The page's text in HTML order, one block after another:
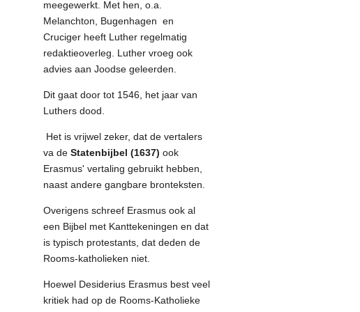
meegewerkt. Met hen, o.a.
Melanchton, Bugenhagen en
Cruciger heeft Luther regelmatig
redaktieoverleg. Luther vroeg ook
advies aan Joodse geleerden.
Dit gaat door tot 1546, het jaar van
Luthers dood.
Het is vrijwel zeker, dat de vertalers
va de Statenbijbel (1637) ook
Erasmus' vertaling gebruikt hebben,
naast andere gangbare bronteksten.
Overigens schreef Erasmus ook al
een Bijbel met Kanttekeningen en dat
is typisch protestants, dat deden de
Rooms-katholieken niet.
Hoewel Desiderius Erasmus best veel
kritiek had op de Rooms-Katholieke